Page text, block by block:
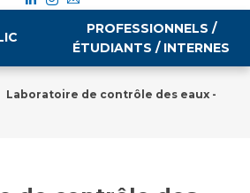
PROFESSIONNELS /
ÉTUDIANTS / INTERNES
Laboratoire de contrôle des eaux -